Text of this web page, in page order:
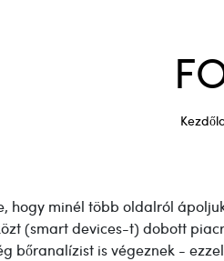
minél több oldalról
(smart devices-t) dobott
bőranalízist is végeznek -